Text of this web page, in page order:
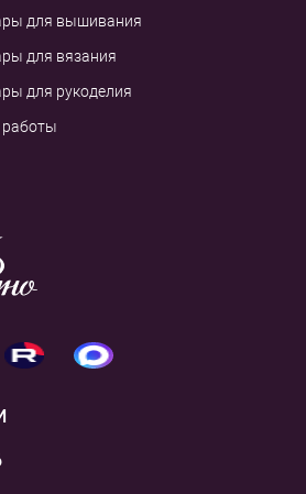
для вышивания
для вязания
для рукоделия
работы